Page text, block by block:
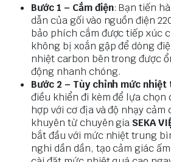
Bước 1 – Cắm điện: Bạn tiến
dẫn của gối vào nguồn điện
bảo phích cắm được tiếp xúc
không bị xoắn gập để dòng
nhiệt carbon bên trong được
động nhanh chóng.
Bước 2 – Tùy chỉnh mức
điều khiển đi kèm để lựa chọn
hợp với cơ địa và độ nhạy cảm
khuyên từ chuyên gia SEKA
bắt đầu với mức nhiệt trung
nghi dần dần, tạo cảm giác